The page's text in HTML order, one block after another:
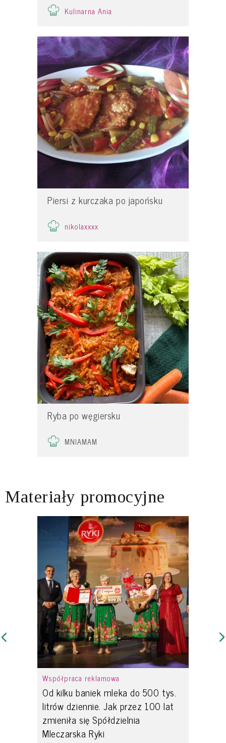
Kulinarna Ania
Piersi z kurczaka po japońsku
nikolaxxxx
Ryba po węgiersku
MNIAMAM
Materiały promocyjne
Współpraca reklamowa
Od kilku baniek mleka do 500 tys.
litrów dziennie. Jak przez 100 lat
zmieniła się Spółdzielnia
Mleczarska Ryki